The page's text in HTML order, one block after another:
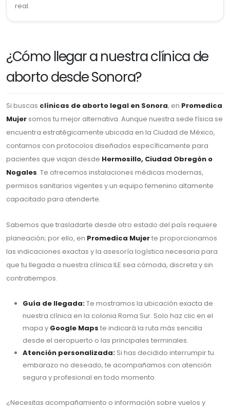
real.
¿Cómo llegar a nuestra clínica de
aborto desde Sonora?
Si buscas clínicas de aborto legal en Sonora, en Promedica
Mujer somos tu mejor alternativa. Aunque nuestra sede física se
encuentra estratégicamente ubicada en la Ciudad de México,
contamos con protocolos diseñados específicamente para
pacientes que viajan desde Hermosillo, Ciudad Obregón o
Nogales. Te ofrecemos instalaciones médicas modernas,
permisos sanitarios vigentes y un equipo femenino altamente
capacitado para atenderte.
Sabemos que trasladarte desde otro estado del país requiere
planeación; por ello, en Promedica Mujerte proporcionamos
las indicaciones exactas y la asesoría logística necesaria para
que tu llegada a nuestra clínica ILE sea cómoda, discreta y sin
contratiempos.
Guía de llegada:Te mostramos la ubicación exacta de
nuestra clínica en la colonia Roma Sur. Solo haz clic en el
mapa y Google Maps te indicará la ruta más sencilla
desde el aeropuerto o las principales terminales.
Atención personalizada: Si has decidido interrumpir tu
embarazo no deseado, te acompañamos con atención
segura y profesional en todo momento.
¿Necesitas acompañamiento o información sobre vuelos y